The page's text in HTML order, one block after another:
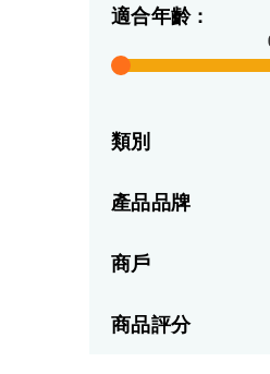
適合年齡 :
類別
產品品牌
商戶
商品評分